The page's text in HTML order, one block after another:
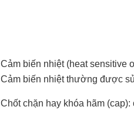
Cảm biến nhiệt (heat sensitive
Cảm biến nhiệt thường được
Chốt chặn hay khóa hãm